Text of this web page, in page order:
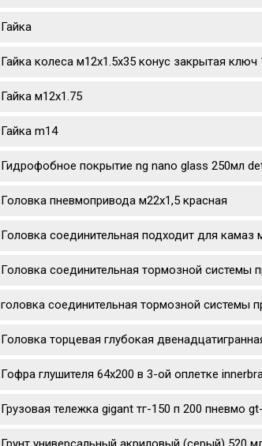
Гайка
Гайка колеса м12х1.5х35 конус закрытая
Гайка м12х1.75
Гайка m14
Гидрофобное покрытие ng nano glass 250мл
Головка пневмопривода м22х1,5 красная
Головка соединительная подходит для камаз
Головка соединительная тормозной системы
головка соединительная тормозной системы
Головка торцевая глубокая
Гофра глушителя 64х200 в 3-ой оплетке
Грузовая тележка gigant тг-150 п 200 пневмо